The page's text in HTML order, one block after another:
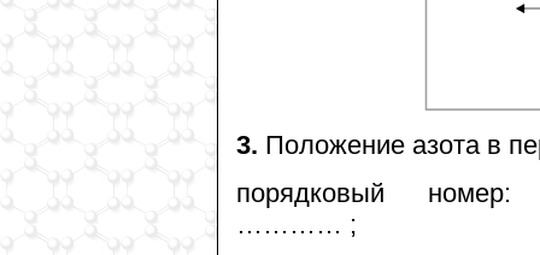
3. Положение азота в
порядковый
………… ;